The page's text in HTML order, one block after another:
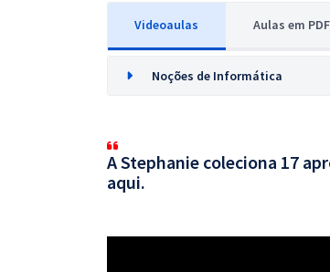
Videoaulas Aulas em PDF
Noções de Informática
A Stephanie coleciona 17
aqui.